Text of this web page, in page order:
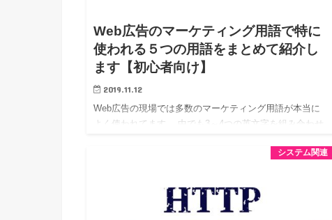
Web広告のマーケティング用語で特に
使われる５つの用語をまとめて紹介し
ます【初心者向け】
2019.11.12
Web広告の現場では多数のマーケティング用語が本当に
よく使われてます。 中でも3～4つの英文字を組み合わせ
られた方が体験する洗礼と言って良いと思います。 何よ
システム関連